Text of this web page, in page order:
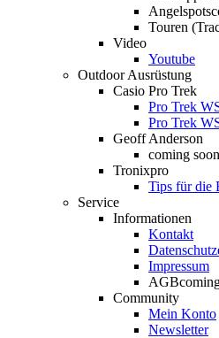
Angelspots
Touren
Video
Youtube
Outdoor Ausrüstung
Casio Pro Trek
Pro Trek
Pro Trek
Geoff Anderson
coming
Tronixpro
Tips für die
Service
Informationen
Kontakt
Impressum
AGB
Community
Mein Konto
Newsletter